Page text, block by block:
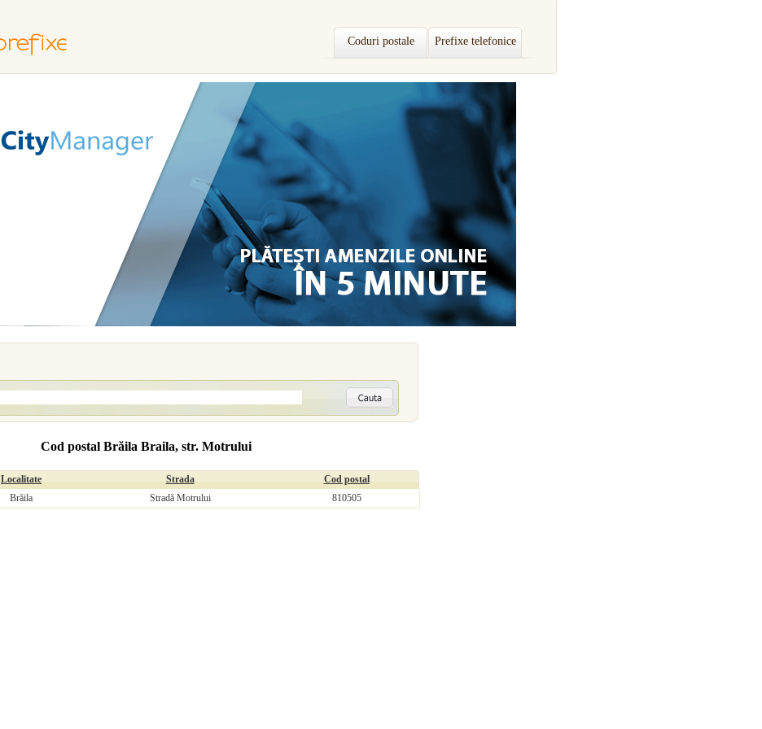
Coduri postale Prefixe telefonice
Cod postal Brăila Braila, str. Motrului
Localitate Strada
Cod postal
Brăila Stradă Motrului 810505